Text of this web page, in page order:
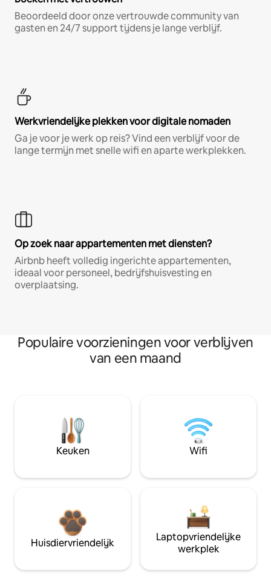
Beoordeeld door onze vertrouwde community van
gasten en 24/7 support tijdens je lange verblijf.
Werkvriendelijke plekken voor digitale nomaden
Ga je voor je werk op reis? Vind een verblijf voor de
lange termijn met snelle wifi en aparte werkplekken.
Op zoek naar appartementen met diensten?
Airbnb heeft volledig ingerichte appartementen,
ideaal voor personeel, bedrijfshuisvesting en
overplaatsing.
Populaire voorzieningen voor verblijven
van een maand
Keuken Wifi
Huisdiervriendelijk
Laptopvriendelijke
werkplek